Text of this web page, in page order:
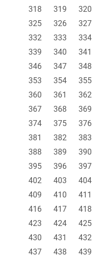
318
319 320
325
326 327
332
333 334
339
340 341
346
347 348
353
354 355
360
361 362
367
368 369
374
375 376
381
382 383
388
389 390
395
396 397
402
403 404
409
410 411
416
417 418
423
424 425
430
431 432
437
438 439